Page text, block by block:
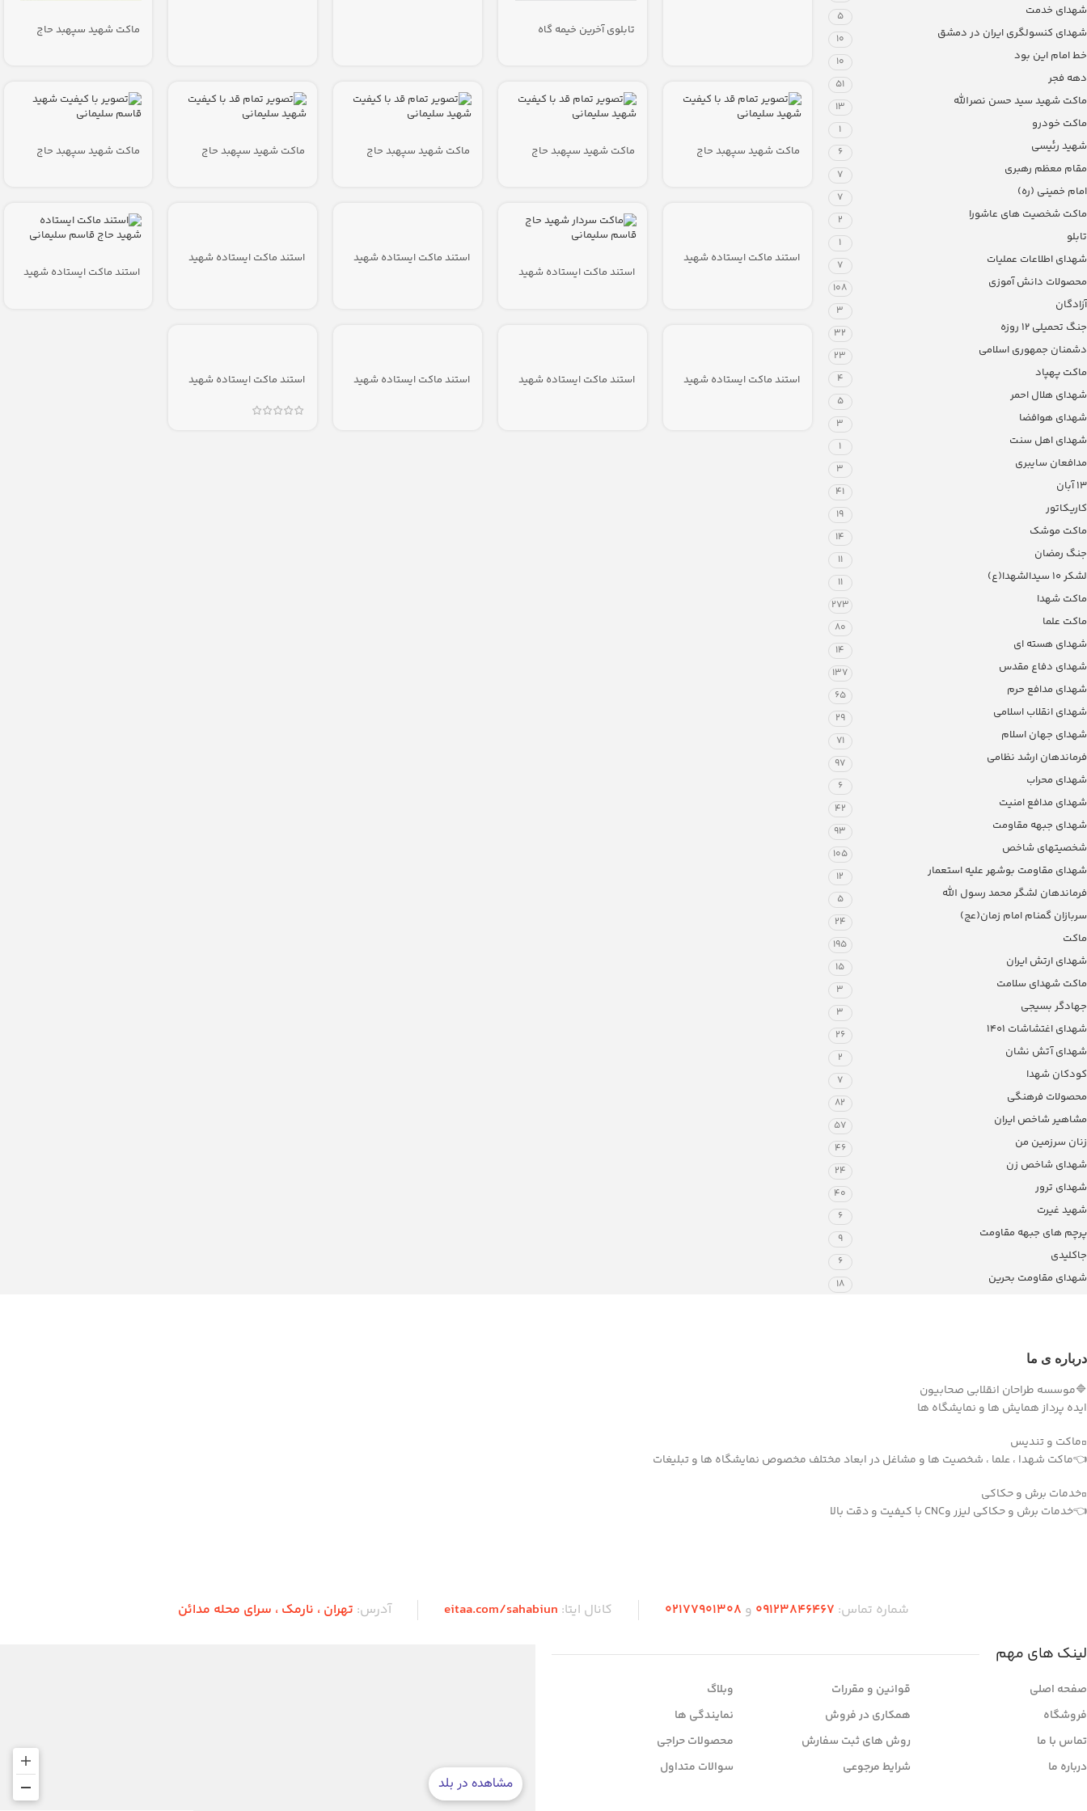
شهدای خدمت 5
شهدای کنسولگری ایران در دمشق 10
خط امام این بود 10
دهه فجر 51
ماکت شهید سید حسن نصرالله 13
ماکت خودرو 1
شهید رئیسی 6
مقام معظم رهبری 7
امام خمینی (ره) 7
ماکت شخصیت های عاشورا 2
تابلو 1
شهدای اطلاعات عملیات 7
محصولات دانش آموزی 108
آزادگان 3
جنگ تحمیلی 12 روزه 32
دشمنان جمهوری اسلامی 23
ماکت پهپاد 4
شهدای هلال احمر 5
شهدای هوافضا 3
شهدای اهل سنت 1
مدافعان سایبری 3
13 آبان 41
کاریکاتور 19
ماکت موشک 14
جنگ رمضان 11
لشکر ۱۰ سیدالشهدا(ع) 11
ماکت شهدا 273
ماکت علما 80
شهدای هسته ای 14
شهدای دفاع مقدس 137
شهدای مدافع حرم 65
شهدای انقلاب اسلامی 29
شهدای جهان اسلام 71
فرماندهان ارشد نظامی 97
شهدای محراب 6
شهدای مدافع امنیت 42
شهدای جبهه مقاومت 93
شخصیتهای شاخص 105
شهدای مقاومت بوشهر علیه استعمار 12
فرماندهان لشگر محمد رسول الله 5
سربازان گمنام امام زمان(عج) 24
ماکت 195
شهدای ارتش ایران 15
ماکت شهدای سلامت 3
جهادگر بسیجی 3
شهدای اغتشاشات 1401 26
شهدای آتش نشان 2
کودکان شهدا 7
محصولات فرهنگی 82
مشاهیر شاخص ایران 57
زنان سرزمین من 46
شهدای شاخص زن 24
شهدای ترور 40
شهید غیرت 6
پرچم های جبهه مقاومت 9
جاکلیدی 6
شهدای مقاومت بحرین 18
تابلوی آخرین خیمه گاه
ماکت شهید سپهبد حاج
ماکت شهید سپهبد حاج
ماکت شهید سپهبد حاج
ماکت شهید سپهبد حاج
ماکت شهید سپهبد حاج
ماکت شهید سپهبد حاج
استند ماکت ایستاده شهید
استند ماکت ایستاده شهید
استند ماکت ایستاده شهید
استند ماکت ایستاده شهید
استند ماکت ایستاده شهید
استند ماکت ایستاده شهید
استند ماکت ایستاده شهید
استند ماکت ایستاده شهید
استند ماکت ایستاده شهید
درباره ی ما
🔷موسسه طراحان انقلابی صحابیون
ایده پرداز همایش ها و نمایشگاه ها
▫️ماکت و تندیس
👈ماکت شهدا ، علما ، شخصیت ها و مشاغل در ابعاد مختلف مخصوص نمایشگاه ها و تبلیغات
▫️خدمات برش و حکاکی
👈خدمات برش و حکاکی لیزر وCNC با کیفیت و دقت بالا
شماره تماس: ۰۹۱۲۳846467 و ۰2۱77901308 کانال ایتا: eitaa.com/sahabiun آدرس: تهران ،‌ نارمک ، سرای محله مدائن
لینک های مهم
صفحه اصلی
فروشگاه
تماس با ما
درباره ما
قوانین و مقررات
همکاری در فروش
روش های ثبت سفارش
شرایط مرجوعی
وبلاگ
نمایندگی ها
محصولات حراجی
سوالات متداول